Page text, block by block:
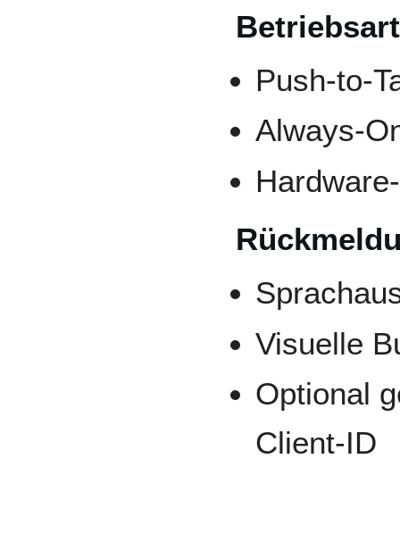
Push-to-
Always-
Visuelle
Optional
Client-ID